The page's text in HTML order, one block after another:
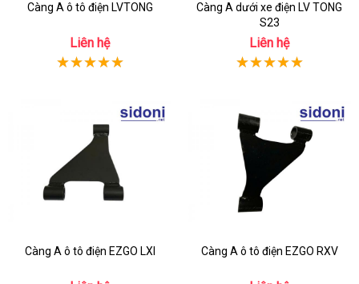
Càng A ô tô điện LVTONG
Liên hệ
Càng A dưới xe điện LV TONG
S23
Liên hệ
Càng A ô tô điện EZGO LXI Càng A ô tô điện EZGO RXV